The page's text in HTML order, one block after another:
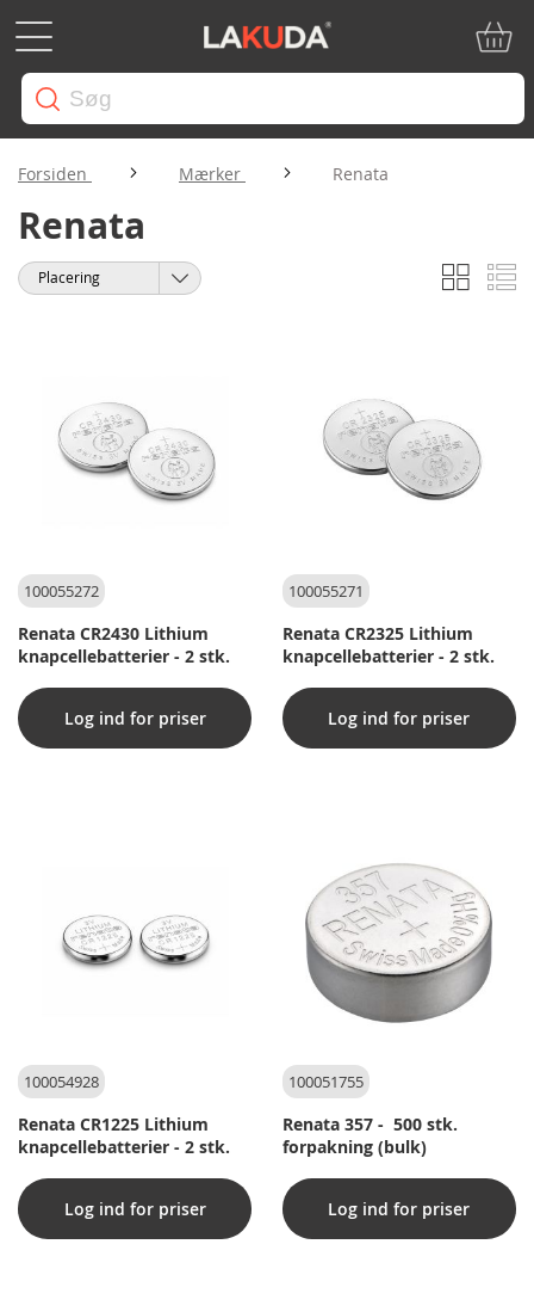
Forsiden Mærker Renata
Renata
Vis
som
Gitter
Sorter
100055272
Renata CR2430 Lithium
knapcellebatterier - 2 stk.
Log ind for priser
100055271
Renata CR2325 Lithium
knapcellebatterier - 2 stk.
Log ind for priser
100054928
Renata CR1225 Lithium
knapcellebatterier - 2 stk.
Log ind for priser
100051755
Renata 357 - 500 stk.
forpakning (bulk)
Log ind for priser